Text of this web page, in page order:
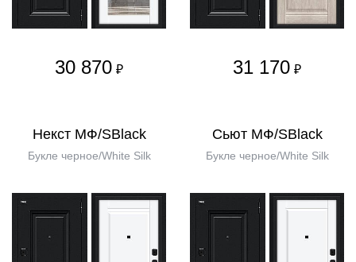
30 870 ₽ 31 170 ₽
Некст МФ/SBlack
Букле черное/White Silk
Сьют МФ/SBlack
Букле черное/White Silk